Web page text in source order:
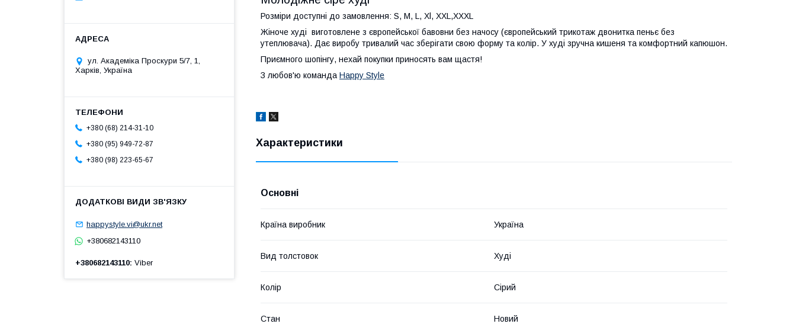
Розміри доступні до замовлення: S, M, L, Xl, XXL,XXXL
Жіноче худі виготовлене з європейської бавовни без начосу (європейський трикотаж двонитка пеньє без
утеплювача). Дає виробу тривалий час зберігати свою форму та колір. У худі зручна кишеня та комфортний капюшон.
Приємного шопінгу, нехай покупки приносять вам щастя!
З любов'ю команда Happy Style
Характеристики
Основні
Країна виробник Україна
Вид толстовок Худі
Колір Сірий
Стан Новий
ул. Академіка Проскури 5/7, 1,
Харків, Україна
+380 (68) 214-31-10
+380 (95) 949-72-87
+380 (98) 223-65-67
happystyle.vi@ukr.net
+380682143110
+380682143110 Viber